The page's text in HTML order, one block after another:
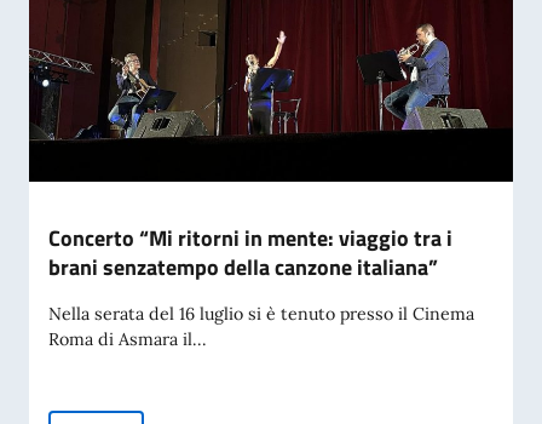
Concerto “Mi ritorni in mente: viaggio tra i
brani senzatempo della canzone italiana”
Nella serata del 16 luglio si è tenuto presso il Cinema
Roma di Asmara il...